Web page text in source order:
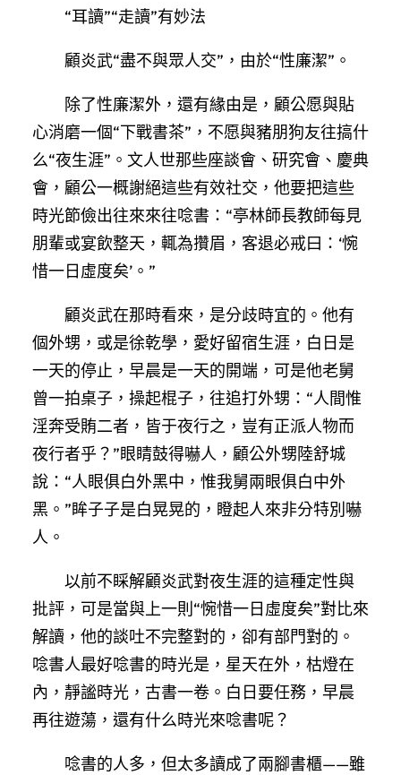
“耳讀”“走讀”有妙法
顧炎武“盡不與眾人交”，由於“性廉潔”。
除了性廉潔外，還有緣由是，顧公愿與貼
心消磨一個“下戰書茶”，不愿與豬朋狗友往搞什
么“夜生涯”。文人世那些座談會、研究會、慶典
會，顧公一概謝絕這些有效社交，他要把這些
時光節儉出往來來往唸書：“亭林師長教師每見
朋輩或宴飲整天，輒為攢眉，客退必戒曰：‘惋
惜一日虛度矣’。”
顧炎武在那時看來，是分歧時宜的。他有
個外甥，或是徐乾學，愛好留宿生涯，白日是
一天的停止，早晨是一天的開端，可是他老舅
曾一拍桌子，操起棍子，往追打外甥：“人間惟
淫奔受賄二者，皆于夜行之，豈有正派人物而
夜行者乎？”眼睛鼓得嚇人，顧公外甥陸舒城
說：“人眼俱白外黑中，惟我舅兩眼俱白中外
黑。”眸子子是白晃晃的，瞪起人來非分特別嚇
人。
以前不睬解顧炎武對夜生涯的這種定性與
批評，可是當與上一則“惋惜一日虛度矣”對比來
解讀，他的談吐不完整對的，卻有部門對的。
唸書人最好唸書的時光是，星天在外，枯燈在
內，靜謐時光，古書一卷。白日要任務，早晨
再往遊蕩，還有什么時光來唸書呢？
唸書的人多，但太多讀成了兩腳書櫃——雖